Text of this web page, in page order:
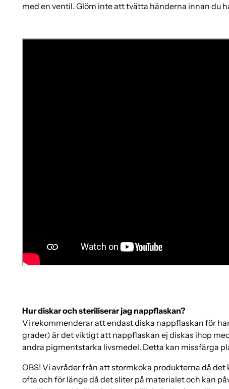
med en ventil. Glöm inte att tvätta händerna innan du
Hur diskar och steriliserar jag nappflaskan?
Vi rekommenderar att endast diska nappflaskan för
grader) är det viktigt att nappflaskan ej diskas ihop
andra pigmentstarka livsmedel. Detta kan missfärga
OBS! Vi avråder från att stormkoka produkterna då
ofta och för länge då det sliter på materialet och kan